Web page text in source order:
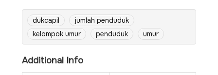
dukcapil
jumlah penduduk
kelompok umur
penduduk umur
Additional Info